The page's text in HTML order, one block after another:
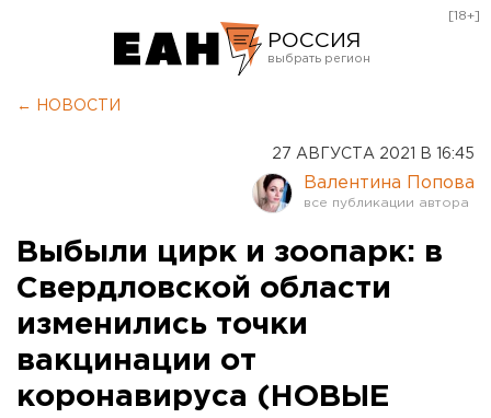
РОССИЯ
Курган
Оренбург
[18+]
← НОВОСТИ
27 АВГУСТА 2021 В 16:45
Валентина Попова
Выбыли цирк и зоопарк: в
Свердловской области
изменились точки
вакцинации от
коронавируса (НОВЫЕ